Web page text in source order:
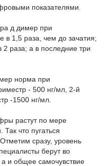
показателями.
д димер при
1,5 раза, чем до зачатия;
раза; а в последние три
норма при
- 500 нг/мл, 2-й
-1500 нг/мл.
растут по мере
что пугаться
сразу, уровень
берут во
а и общее самочувствие